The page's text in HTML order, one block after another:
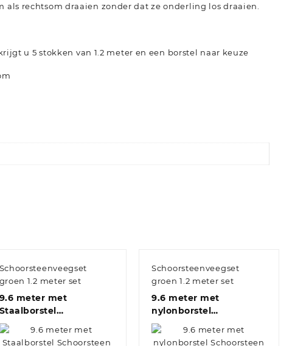
rechtsom draaien zonder dat ze onderling los draaien.
u 5 stokken van 1.2 meter en een borstel naar keuze
Schoorsteenveegset
groen 1.2 meter set
9.6 meter met
Staalborstel
Schoorsteen...
Schoorsteenveegset
groen 1.2 meter set
9.6 meter met
nylonborstel
Schoorsteen...